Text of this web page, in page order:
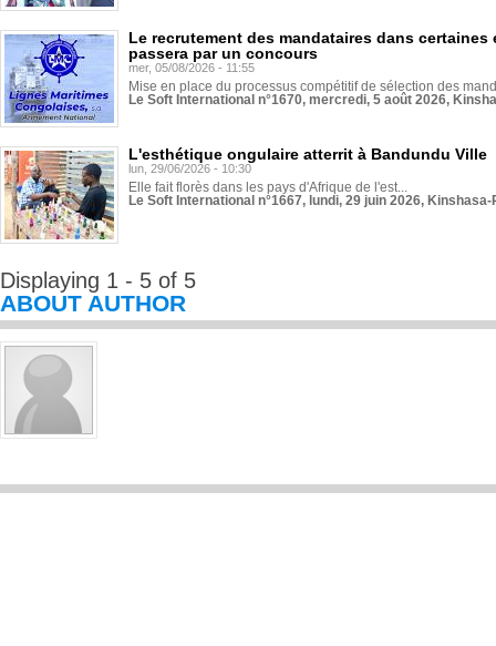
Le recrutement des mandataires dans
passera par un concours
mer, 05/08/2026 - 11:55
Mise en place du processus compétitif de sélection des
Le Soft International n°1670, mercredi, 5 août 2026,
L'esthétique ongulaire atterrit à Bandundu Ville
lun, 29/06/2026 - 10:30
Elle fait florès dans les pays d'Afrique de l'est...
Le Soft International n°1667, lundi, 29 juin 2026,
Displaying 1 - 5 of 5
ABOUT AUTHOR